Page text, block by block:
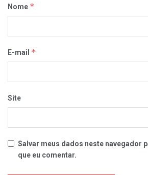
Nome *
E-mail *
Site
Salvar meus dados neste navegador
que eu comentar.